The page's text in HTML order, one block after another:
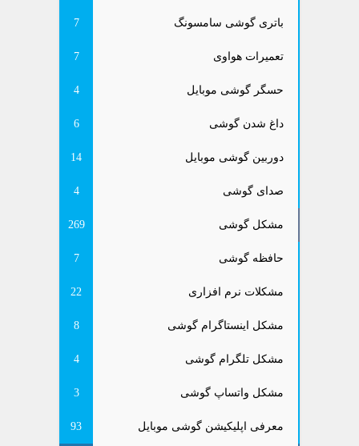
باتری گوشی سامسونگ 7
تعمیرات هواوی 7
حسگر گوشی موبایل 4
داغ شدن گوشی 6
دوربین گوشی موبایل 14
صدای گوشی 4
مشکل گوشی 269
حافظه گوشی 7
مشکلات نرم افزاری 22
مشکل اینستاگرام گوشی 8
مشکل تلگرام گوشی 4
مشکل واتساپ گوشی 3
معرفی اپلیکیشن گوشی موبایل 93